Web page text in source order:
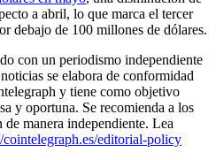
a abril, lo que marca el tercer
debajo de 100 millones de dólares.
con un periodismo independiente
se elabora de conformidad
y tiene como objetivo
y oportuna. Se recomienda a los
manera independiente. Lea
cointelegraph.es/editorial-policy